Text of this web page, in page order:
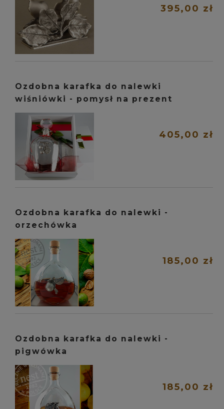
395,00 zł
Ozdobna karafka do nalewki
wiśniówki - pomysł na prezent
405,00 zł
Ozdobna karafka do nalewki -
orzechówka
185,00 zł
Ozdobna karafka do nalewki -
pigwówka
185,00 zł